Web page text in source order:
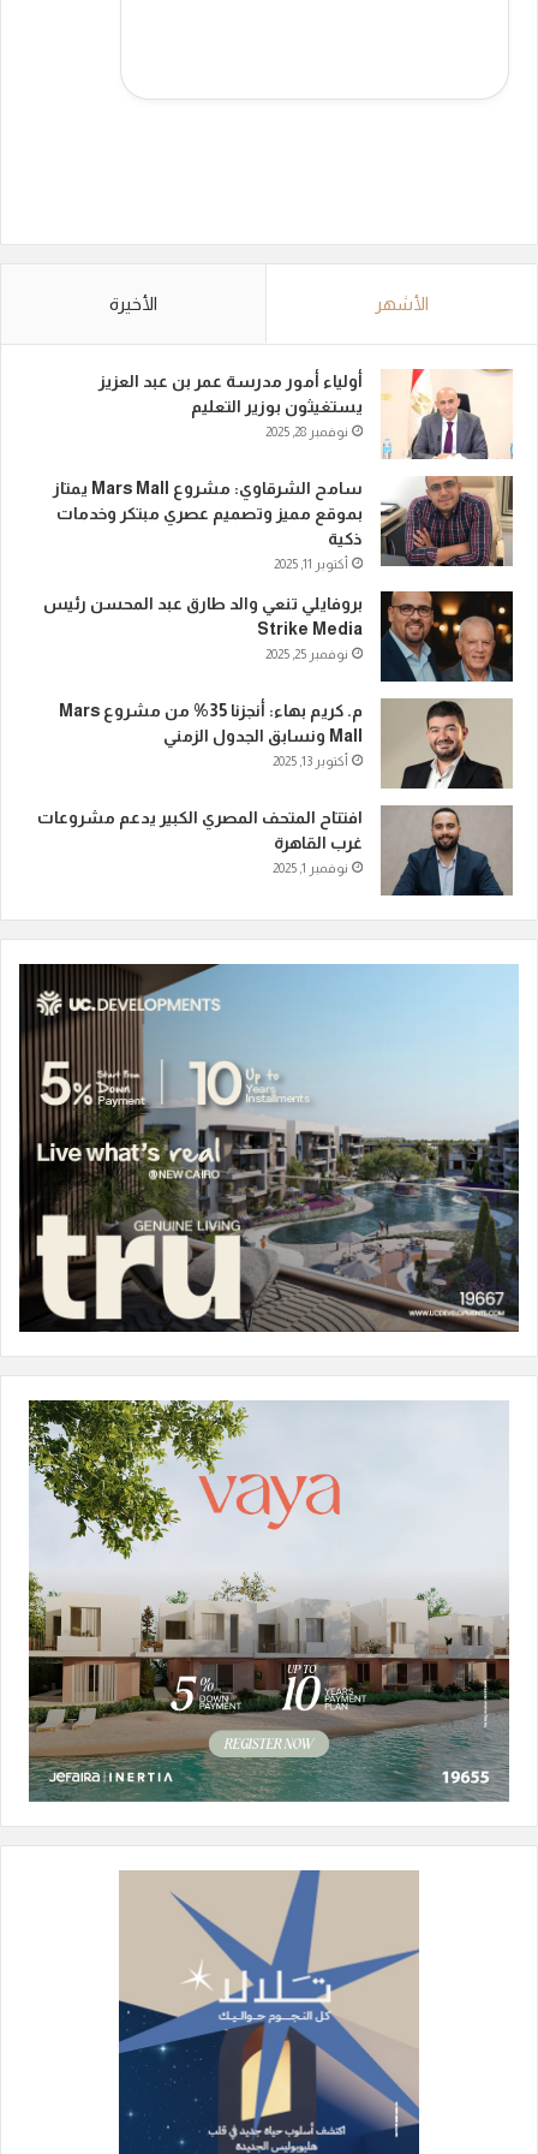
الأشهر الأخيرة
أولياء أمور مدرسة عمر بن عبد العزيز
يستغيثون بوزير التعليم
نوفمبر 28, 2025
سامح الشرقاوي: مشروع Mars Mall يمتاز
بموقع مميز وتصميم عصري مبتكر وخدمات
ذكية
أكتوبر 11, 2025
بروفايلي تنعي والد طارق عبد المحسن رئيس
Strike Media
نوفمبر 25, 2025
م. كريم بهاء: أنجزنا 35% من مشروع Mars
Mall ونسابق الجدول الزمني
أكتوبر 13, 2025
افتتاح المتحف المصري الكبير يدعم مشروعات
غرب القاهرة
نوفمبر 1, 2025